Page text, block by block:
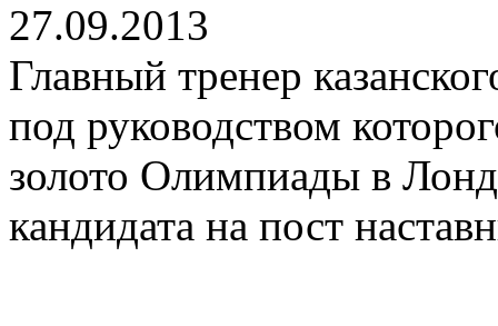
27.09.2013
Главный тренер
под руководством
золото Олимпиады в
кандидата на пост